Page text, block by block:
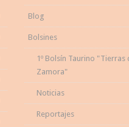
Blog
Bolsines
1º Bolsín Taurino "Tierras
Zamora"
Noticias
Reportajes